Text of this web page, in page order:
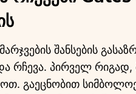
შანსების
რჩევა. პირველ რიგად,
გაეცნობით